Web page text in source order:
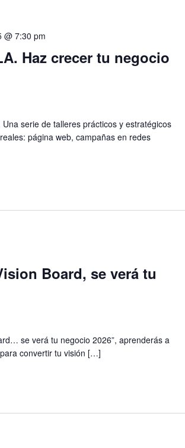
Haz crecer tu negocio
@ 7:30 pm
serie de talleres prácticos y estratégicos
página web, campañas en redes
Board, se verá tu
se verá tu negocio 2026”, aprenderás a
convertir tu visión […]